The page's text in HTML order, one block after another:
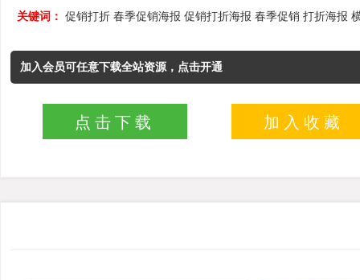
关键词： 促销打折 春季促销海报 促销打折海报 春季促销 打折海报
加入会员可任意下载全站资源，点击开通
点击下载 加入收藏